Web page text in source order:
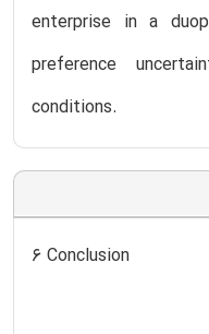
enterprise in a
preference
conditions.
6 Conclusion